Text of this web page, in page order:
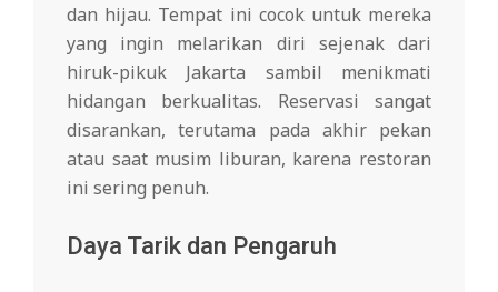
dan hijau. Tempat ini cocok untuk mereka
yang ingin melarikan diri sejenak dari
hiruk-pikuk Jakarta sambil menikmati
hidangan berkualitas. Reservasi sangat
disarankan, terutama pada akhir pekan
atau saat musim liburan, karena restoran
ini sering penuh.
Daya Tarik dan Pengaruh